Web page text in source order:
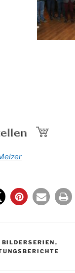
BILDERSERIEN ,